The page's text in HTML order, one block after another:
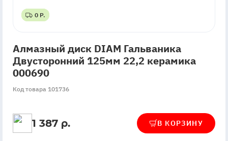
0 Р.
0 Р.
Алмазный диск DIAM Гальваника
Двусторонний 125мм 22,2 керамика
000690
Код товара 101736
1 387 р. В КОРЗИНУ